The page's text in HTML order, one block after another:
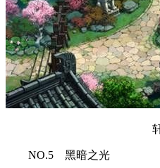
轩
NO.5 黑暗之光